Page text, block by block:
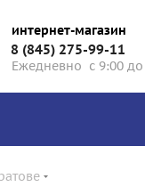
интернет-магазин
8 (845) 275-99-11
Ежедневно с 9:00 до